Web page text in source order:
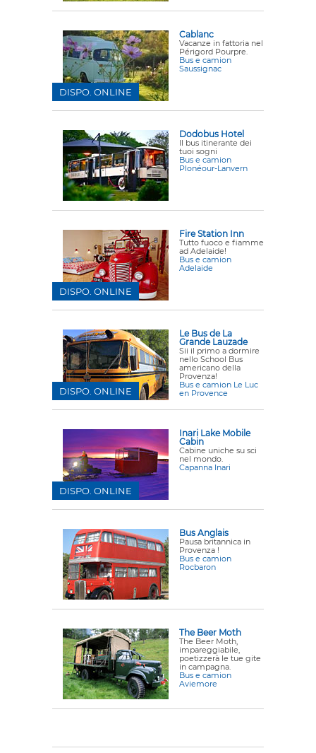
Cablanc
Vacanze in fattoria nel
Périgord Pourpre.
Bus e camion
Saussignac
DISPO. ONLINE
Dodobus Hotel
Il bus itinerante dei
tuoi sogni
Bus e camion
Plonéour-Lanvern
Fire Station Inn
Tutto fuoco e fiamme
ad Adelaide!
Bus e camion
Adelaide
DISPO. ONLINE
Le Bus de La
Grande Lauzade
Sii il primo a dormire
nello School Bus
americano della
Provenza!
Bus e camion Le Luc
en Provence
DISPO. ONLINE
Inari Lake Mobile
Cabin
Cabine uniche su sci
nel mondo.
Capanna Inari
DISPO. ONLINE
Bus Anglais
Pausa britannica in
Provenza !
Bus e camion
Rocbaron
The Beer Moth
The Beer Moth,
impareggiabile,
poetizzerà le tue gite
in campagna.
Bus e camion
Aviemore